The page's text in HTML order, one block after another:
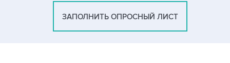
ЗАПОЛНИТЬ ОПРОСНЫЙ ЛИСТ